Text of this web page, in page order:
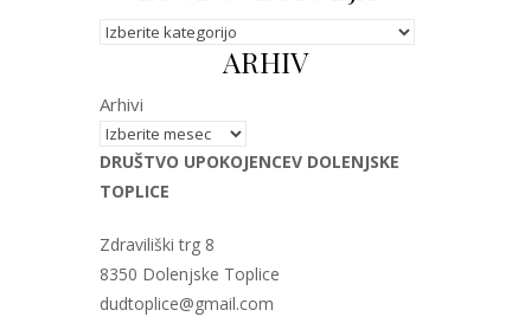
Kategorije
ARHIV
Arhivi
DRUŠTVO UPOKOJENCEV DOLENJSKE
TOPLICE
Zdraviliški trg 8
8350 Dolenjske Toplice
dudtoplice@gmail.com